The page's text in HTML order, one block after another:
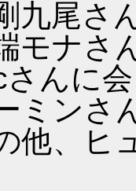
九尾さ
モナさ
さんに会
ミンさ
他、ヒ